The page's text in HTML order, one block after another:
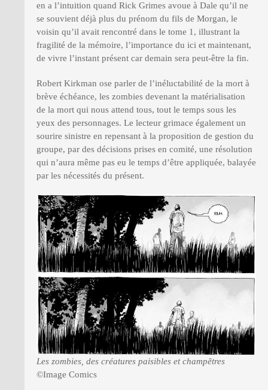
en a l’intuition quand Rick Grimes avoue à Dale qu’il ne
se souvient déjà plus du prénom du fils de Morgan, le
voisin qu’il avait rencontré dans le tome 1, illustrant la
fragilité de la mémoire, l’importance du ici et maintenant,
de vivre l’instant présent car demain sera peut-être la fin.
Robert Kirkman ose parler de l’inéluctabilité de la mort à
brève échéance, les zombies devenant la matérialisation
de la mort qui nous attend tous, tout le temps sous les
yeux des personnages. Le lecteur grimace également un
sourire sinistre en repensant à la proposition de gestion du
groupe, par des décisions prises en comité, une résolution
qui n’aura même pas eu le temps d’être appliquée, balayée
par les nécessités du présent.
Les zombies, des créatures paisibles et champêtres
©Image Comics